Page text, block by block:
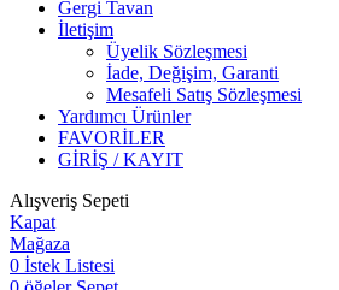
Gergi Tavan
İletişim
Üyelik Sözleşmesi
İade, Değişim, Garanti
Mesafeli Satış Sözleşmesi
Yardımcı Ürünler
FAVORİLER
GİRİŞ / KAYIT
Alışveriş Sepeti
Kapat
Mağaza
0 İstek Listesi